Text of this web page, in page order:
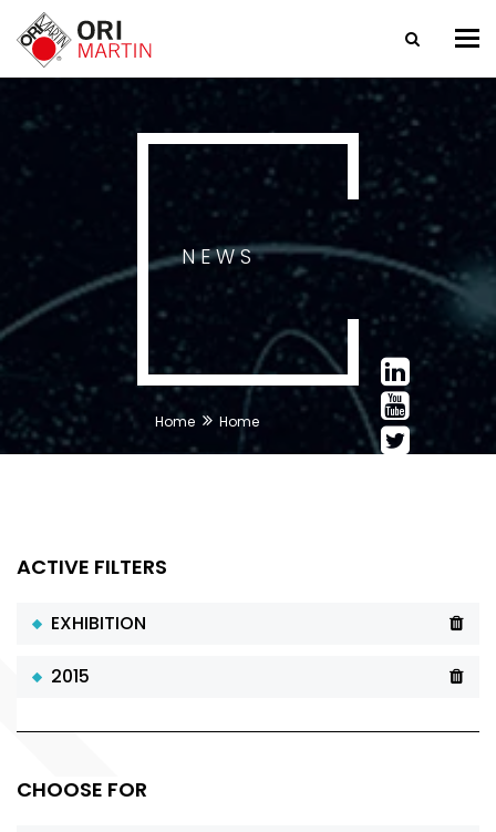
NEWS
Home Home
ACTIVE FILTERS
EXHIBITION
2015
CHOOSE FOR